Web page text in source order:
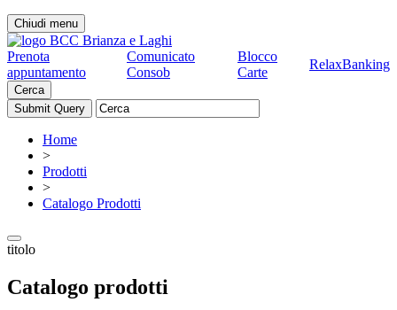
Chiudi menu
Prenota
appuntamento
Comunicato
Consob
Blocco
Carte
RelaxBanking
Cerca
Home
>
Prodotti
>
Catalogo Prodotti
titolo
Catalogo prodotti